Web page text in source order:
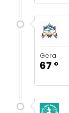
Geral
67 º